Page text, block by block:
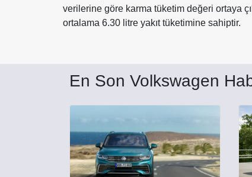
verilerine göre karma tüketim değeri ortaya
ortalama 6.30 litre yakıt tüketimine sahiptir.
En Son Volkswagen